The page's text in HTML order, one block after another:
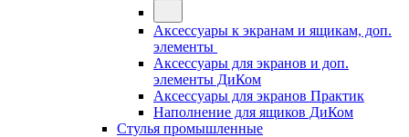
Аксессуары к экранам и ящикам, доп.
элементы
Аксессуары для экранов и доп.
элементы ДиКом
Аксессуары для экранов Практик
Наполнение для ящиков ДиКом
Стулья промышленные